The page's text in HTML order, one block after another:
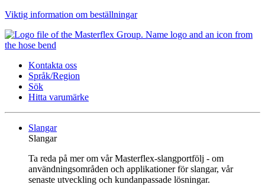
Viktig information om beställningar
Kontakta oss
Språk/Region
Sök
Hitta varumärke
Slangar
Slangar
Ta reda på mer om vår Masterflex-slangportfölj - om
användningsområden och applikationer för slangar, vår
senaste utveckling och kundanpassade lösningar.